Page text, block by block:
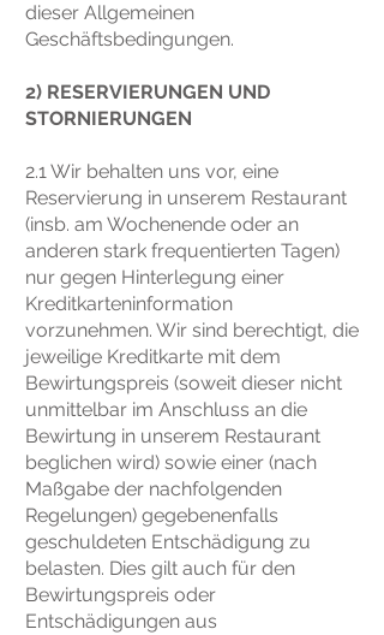
dieser Allgemeinen
Geschäftsbedingungen.
2) RESERVIERUNGEN UND
STORNIERUNGEN
2.1 Wir behalten uns vor, eine
Reservierung in unserem Restaurant
(insb. am Wochenende oder an
anderen stark frequentierten Tagen)
nur gegen Hinterlegung einer
Kreditkarteninformation
vorzunehmen. Wir sind berechtigt, die
jeweilige Kreditkarte mit dem
Bewirtungspreis (soweit dieser nicht
unmittelbar im Anschluss an die
Bewirtung in unserem Restaurant
beglichen wird) sowie einer (nach
Maßgabe der nachfolgenden
Regelungen) gegebenenfalls
geschuldeten Entschädigung zu
belasten. Dies gilt auch für den
Bewirtungspreis oder
Entschädigungen aus